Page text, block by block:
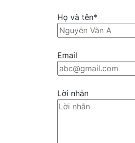
Họ và tên*
Email
Lời nhắn